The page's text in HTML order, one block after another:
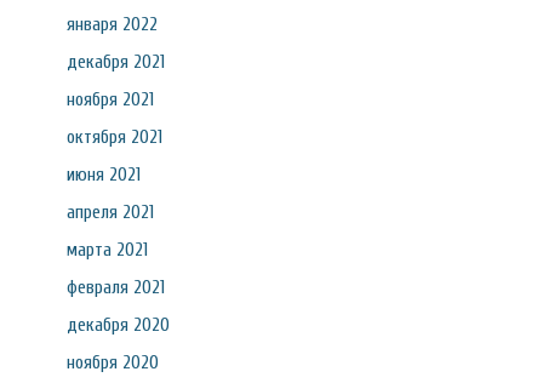
января 2022
декабря 2021
ноября 2021
октября 2021
июня 2021
апреля 2021
марта 2021
февраля 2021
декабря 2020
ноября 2020